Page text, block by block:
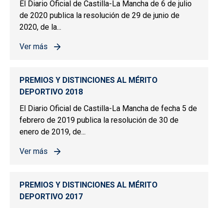
El Diario Oficial de Castilla-La Mancha de 6 de julio
de 2020 publica la resolución de 29 de junio de
2020, de la...
Ver más
sobre PREMIOS Y DISTINCIONES AL MÉRITO
PREMIOS Y DISTINCIONES AL MÉRITO
DEPORTIVO 2018
El Diario Oficial de Castilla-La Mancha de fecha 5 de
febrero de 2019 publica la resolución de 30 de
enero de 2019, de...
Ver más
sobre PREMIOS Y DISTINCIONES AL MÉRITO
PREMIOS Y DISTINCIONES AL MÉRITO
DEPORTIVO 2017